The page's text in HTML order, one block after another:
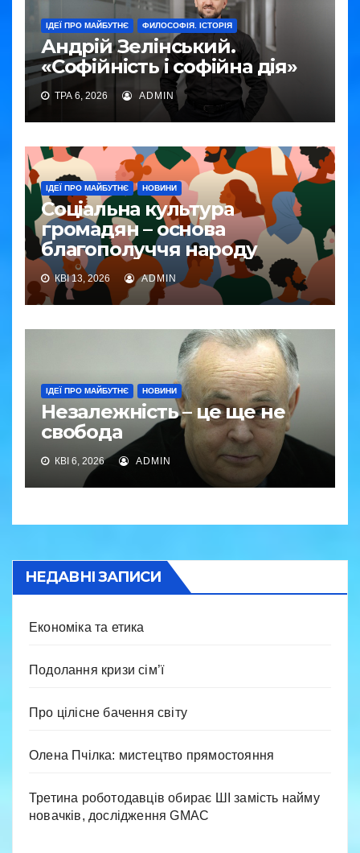
ІДЕЇ ПРО МАЙБУТНЄ ФИЛОСОФІЯ. ІСТОРІЯ
Андрій Зелінський.
«Софійність і софійна дія»
ТРА 6, 2026 ADMIN
ІДЕЇ ПРО МАЙБУТНЄ НОВИНИ
Соціальна культура
громадян – основа
благополуччя народу
КВІ 13, 2026 ADMIN
ІДЕЇ ПРО МАЙБУТНЄ НОВИНИ
Незалежність – це ще не
свобода
КВІ 6, 2026 ADMIN
НЕДАВНІ ЗАПИСИ
Економіка та етика
Подолання кризи сім’ї
Про цілісне бачення світу
Олена Пчілка: мистецтво прямостояння
Третина роботодавців обирає ШІ замість найму
новачків, дослідження GMAC